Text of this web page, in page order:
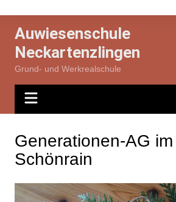
springen
Auwiesenschule
Neckartenzlingen
Grund- und Werkrealschule
Generationen-AG
Schönrain